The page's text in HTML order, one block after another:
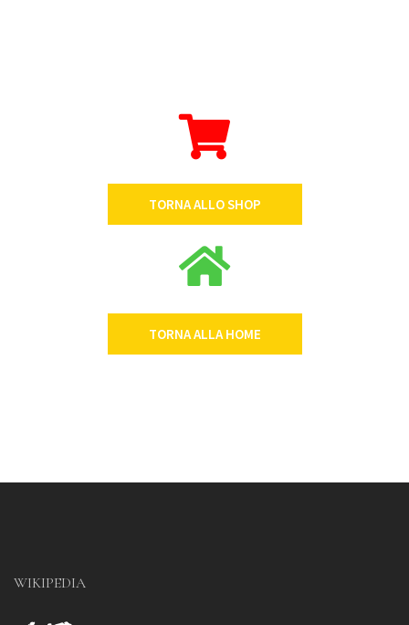
TORNA ALLO SHOP
TORNA ALLA HOME
WIKIPEDIA